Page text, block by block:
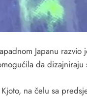
Japanu
da dizajniraju
na čelu sa